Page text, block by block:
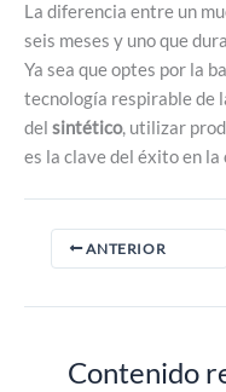
La diferencia entre un
seis meses y uno que
Ya sea que optes por la
tecnología respirable de
del sintético, utilizar
es la clave del éxito en
ANTERIOR
Contenido